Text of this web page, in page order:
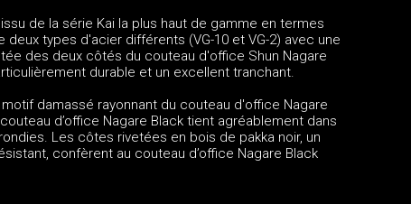
de la série Kai la plus haut de gamme en termes
types d'acier différents (VG-10 et VG-2) avec une
des deux côtés du couteau d'office Shun Nagare
durable et un excellent tranchant.
damassé rayonnant du couteau d'office Nagare
d’office Nagare Black tient agréablement dans
Les côtes rivetées en bois de pakka noir, un
confèrent au couteau d’office Nagare Black